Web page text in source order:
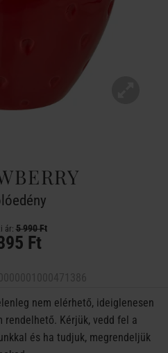
ár:5 990 Ft
Ft
nem elérhető, ideiglenesen
rendelhető. Kérjük, vedd fel a
és ha tudjuk, megrendeljük